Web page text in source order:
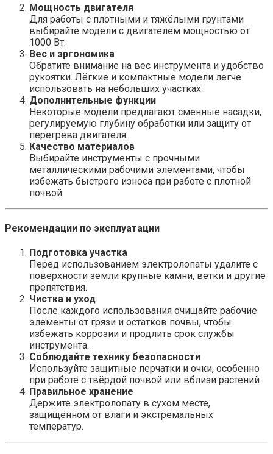
Мощность двигателя
Для работы с плотными и тяжёлыми грунтами
выбирайте модели с двигателем мощностью от
1000 Вт.
Вес и эргономика
Обратите внимание на вес инструмента и удобство
рукоятки. Лёгкие и компактные модели легче
использовать на небольших участках.
Дополнительные функции
Некоторые модели предлагают сменные насадки,
регулируемую глубину обработки или защиту от
перегрева двигателя.
Качество материалов
Выбирайте инструменты с прочными
металлическими рабочими элементами, чтобы
избежать быстрого износа при работе с плотной
почвой.
Рекомендации по эксплуатации
Подготовка участка
Перед использованием электролопаты удалите с
поверхности земли крупные камни, ветки и другие
препятствия.
Чистка и уход
После каждого использования очищайте рабочие
элементы от грязи и остатков почвы, чтобы
избежать коррозии и продлить срок службы
инструмента.
Соблюдайте технику безопасности
Используйте защитные перчатки и очки, особенно
при работе с твёрдой почвой или вблизи растений.
Правильное хранение
Держите электролопату в сухом месте,
защищённом от влаги и экстремальных
температур.